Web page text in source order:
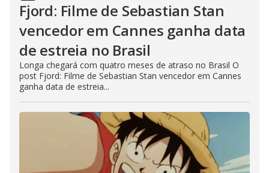
Fjord: Filme de Sebastian Stan
vencedor em Cannes ganha data
de estreia no Brasil
Longa chegará com quatro meses de atraso no Brasil O
post Fjord: Filme de Sebastian Stan vencedor em Cannes
ganha data de estreia...